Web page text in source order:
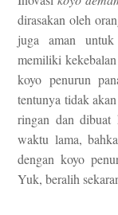
dirasakan oleh
juga aman untuk
memiliki
koyo penurun
tentunya tidak
ringan dan dibuat
waktu lama,
dengan koyo
Yuk, beralih